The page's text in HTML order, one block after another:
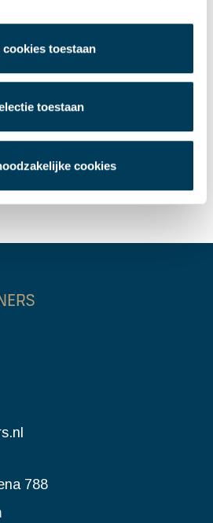
cookies toestaan
toestaan
cookies
Pannen | Centrum Breda
ruimte | Rotterdam
| Roosendaal
788